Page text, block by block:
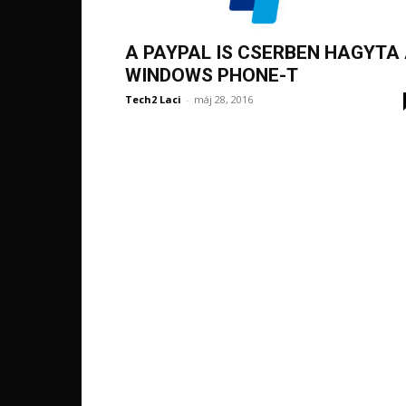
A PAYPAL IS CSERBEN HAGYTA
WINDOWS PHONE-T
Tech2 Laci - máj 28, 2016